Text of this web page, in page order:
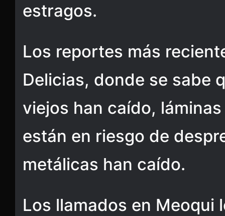
estragos.
Los reportes más
Delicias, donde se sabe
viejos han caído,
están en riesgo de
metálicas han caído.
Los llamados en Meoqui